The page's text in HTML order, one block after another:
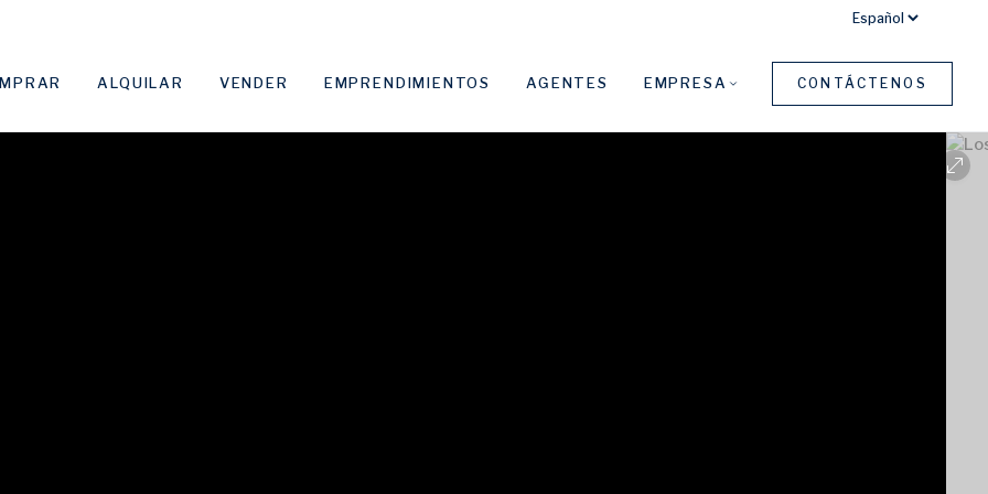
ALQUILAR VENDER EMPRENDIMIENTOS AGENTES EMPRESA CONTÁCTENOS